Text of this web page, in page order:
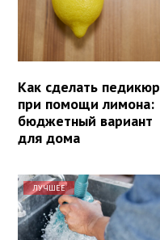
Как сделать педикюр
при помощи лимона:
бюджетный вариант
для дома
ЛУЧШЕЕ